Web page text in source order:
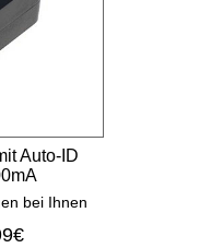
Auto-ID
bei Ihnen